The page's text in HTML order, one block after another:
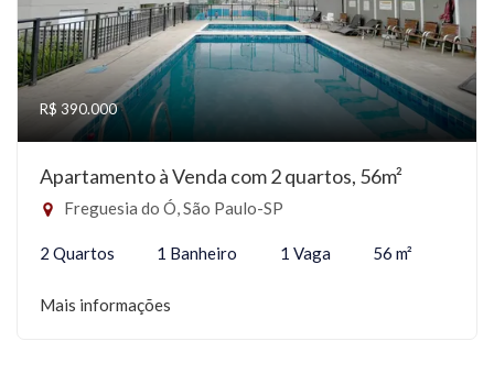
R$ 390.000
Apartamento à Venda com 2 quartos, 56m²
Freguesia do Ó, São Paulo-SP
2 Quartos 1 Banheiro 1 Vaga 56 m²
Mais informações